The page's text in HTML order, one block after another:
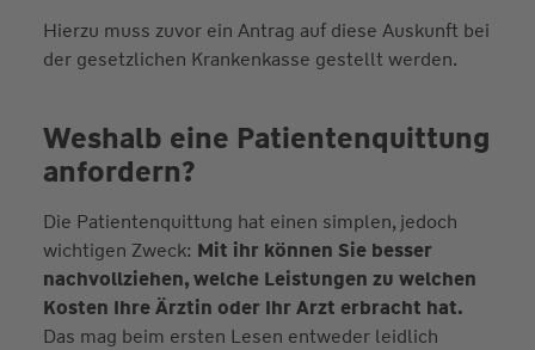
Hierzu muss zuvor ein Antrag auf diese Auskunft bei
der gesetzlichen Krankenkasse gestellt werden.
Weshalb eine Patientenquittung
anfordern?
Die Patientenquittung hat einen simplen, jedoch
wichtigen Zweck: Mit ihr können Sie besser
nachvollziehen, welche Leistungen zu welchen
Kosten Ihre Ärztin oder Ihr Arzt erbracht hat.
Das mag beim ersten Lesen entweder leidlich